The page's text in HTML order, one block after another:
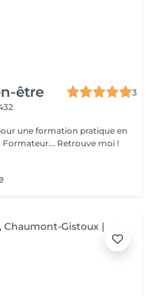
être
3
une formation pratique en
Retrouve moi !